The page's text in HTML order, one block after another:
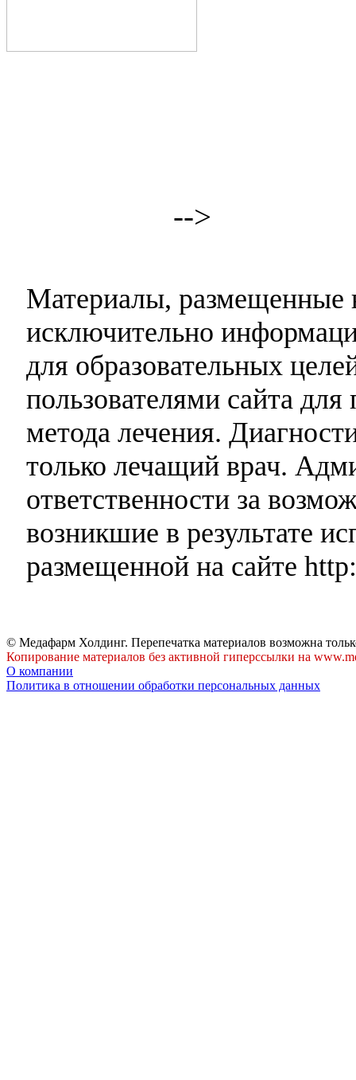
-->
Материалы, размещенные
исключительно
для образовательных
пользователями сайта
метода лечения.
только лечащий врач.
ответственности за
возникшие в результате
размещенной на сайте
© Медафарм Холдинг. Перепечатка материалов возможна
Копирование материалов без активной гиперссылки на
О компании
Политика в отношении обработки персональных данных